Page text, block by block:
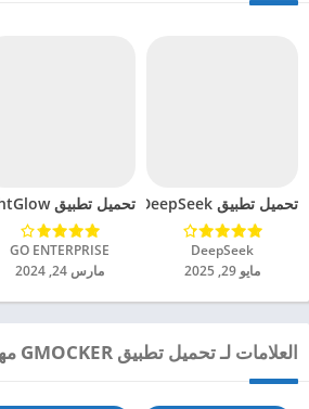
تحميل تطبيق DeepSeek مهكر للاندرويد 2025
DeepSeek‏
مايو 29, 2025
تحميل تطبيق BrightGlow مهكر للاندرويد 2024
GO ENTERPRISE‏
مارس 24, 2024
العلامات لـ تحميل تطبيق GMOCKER مهكر للاندرويد 2024